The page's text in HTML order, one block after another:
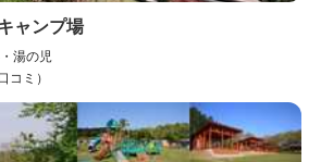
ャンプ場
湯の児
ミ）